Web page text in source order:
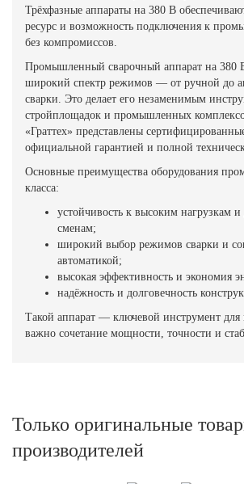
Трёхфазные аппараты на 380 В
ресурс и возможность подключения к
без компромиссов.
Промышленный сварочный аппарат на 380
широкий спектр режимов — от ручной до
сварки. Это делает его незаменимым
стройплощадок и промышленных
«Граттех» представлены
официальной гарантией и полной
Основные преимущества оборудования
класса:
устойчивость к высоким нагрузкам
сменам;
широкий выбор режимов сварки и
автоматикой;
высокая эффективность и экономия
надёжность и долговечность
Такой аппарат — ключевой инструмент для
важно сочетание мощности, точности и
Только оригинальные
производителей